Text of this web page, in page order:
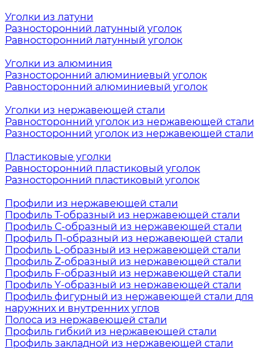
Уголки из латуни
Разносторонний латунный уголок
Равносторонний латунный уголок
Уголки из алюминия
Разносторонний алюминиевый уголок
Равносторонний алюминиевый уголок
Уголки из нержавеющей стали
Равносторонний уголок из нержавеющей стали
Разносторонний уголок из нержавеющей стали
Пластиковые уголки
Равносторонний пластиковый уголок
Разносторонний пластиковый уголок
Профили из нержавеющей стали
Профиль Т-образный из нержавеющей стали
Профиль С-образный из нержавеющей стали
Профиль П-образный из нержавеющей стали
Профиль L-образный из нержавеющей стали
Профиль Z-образный из нержавеющей стали
Профиль F-образный из нержавеющей стали
Профиль Y-образный из нержавеющей стали
Профиль фигурный из нержавеющей стали для
наружних и внутренних углов
Полоса из нержавеющей стали
Профиль гибкий из нержавеющей стали
Профиль закладной из нержавеющей стали